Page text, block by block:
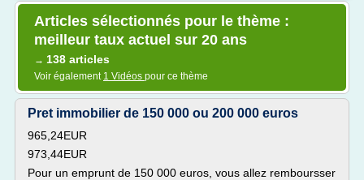
Articles sélectionnés pour le thème :
meilleur taux actuel sur 20 ans
→ 138 articles
Voir également 1 Vidéos pour ce thème
Pret immobilier de 150 000 ou 200 000 euros
965,24EUR
973,44EUR
Pour un emprunt de 150 000 euros, vous allez remboursser